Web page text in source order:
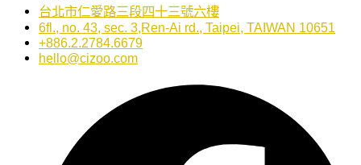
台北市仁愛路三段四十三號六樓
6fl., no. 43, sec. 3,Ren-Ai rd., Taipei, TAIWAN 10651
+886.2.2784.6679
hello@cizoo.com